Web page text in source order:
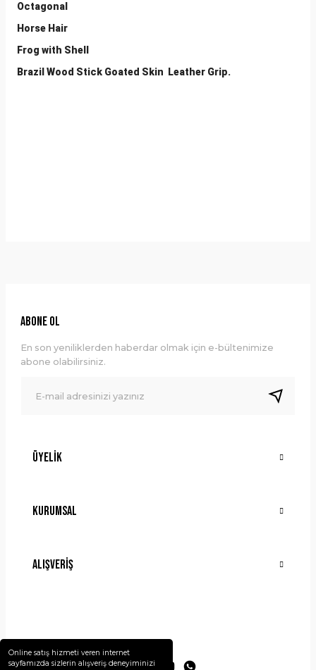
Online satış hizmeti veren internet
sayfamızda sizlerin alışveriş deneyiminizi
Octagonal
Horse Hair
Frog with Shell
Brazil Wood Stick Goated Skin Leather Grip.
Ürün resmi kalitesiz, bozuk veya görüntülenemiyor.
Ürün bilgilerinde hatalar bulunuyor.
Bu ürüne benzer farklı alternatifler olmalı.
Üyelik
Kurumsal
Alışveriş
ABONE OL
En son yeniliklerden haberdar olmak için e-bültenimize
abone olabilirsiniz.